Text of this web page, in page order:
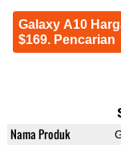
Galaxy A10
$169. Pencarian
Nama Produk